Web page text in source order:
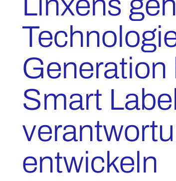
Generation
Smart
entwickeln